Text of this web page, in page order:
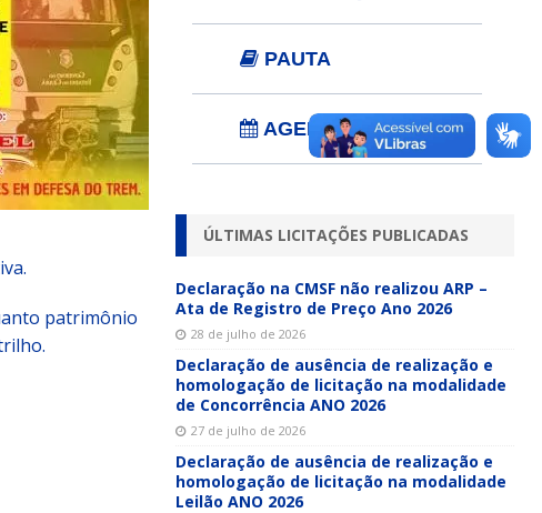
patrimônio
PAUTA
AGENDA PLENÁRIO
ÚLTIMAS LICITAÇÕES PUBLICADAS
Declaração na CMSF não realizou ARP –
Ata de Registro de Preço Ano 2026
28 de julho de 2026
Declaração de ausência de realização e
homologação de licitação na modalidade
de Concorrência ANO 2026
27 de julho de 2026
Declaração de ausência de realização e
homologação de licitação na modalidade
Leilão ANO 2026